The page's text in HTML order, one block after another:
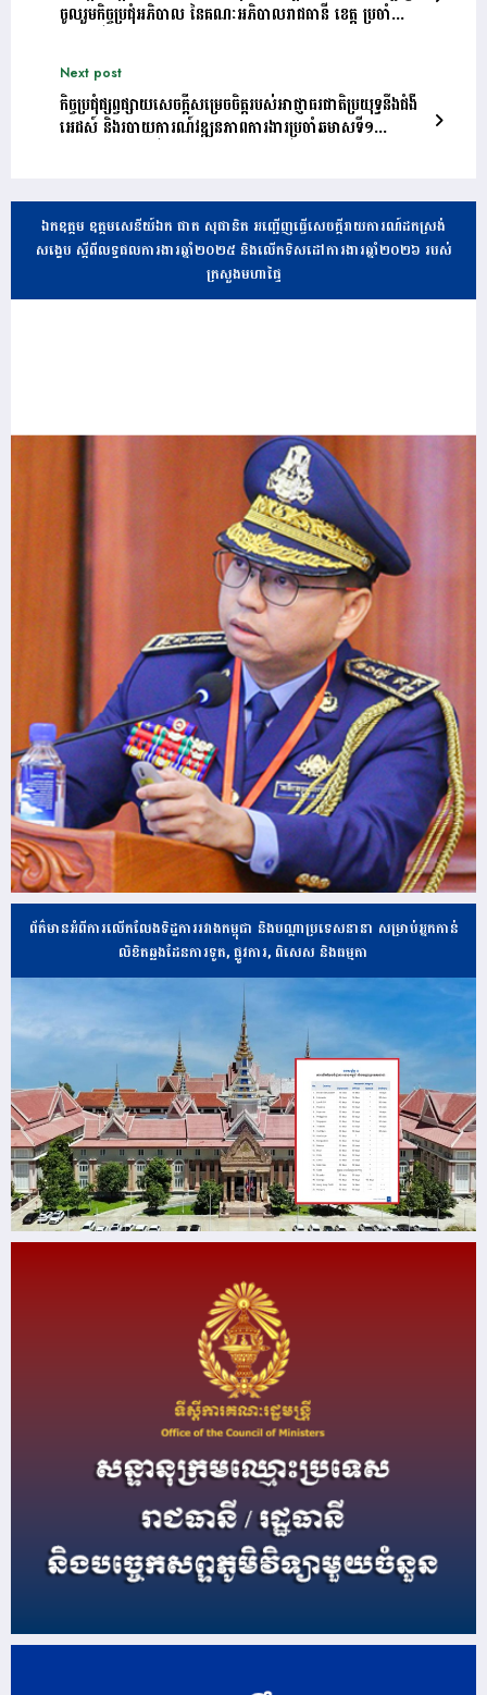
ចូលរួមកិច្ចប្រជុំអភិបាល នៃគណៈអភិបាលរាជធានី ខេត្ត ប្រចាំ
Next post
កិច្ចប្រជុំផ្សព្វផ្សាយសេចក្តីសម្រេចចិត្តរបស់អាជ្ញាធរជាតិប្រយុទ្ធនឹងជំងឺ
អេដស៍ និងរបាយការណ៍វឌ្ឍនភាពការងារប្រចាំឆមាសទី១
ឯកឧត្តម ឧត្តមសេនីយ៍ឯក ផាត សុផានិត អញ្ជើញធ្វើសេចក្តីរាយការណ៍ដកស្រង់
សង្ខេប ស្តីពីលទ្ធផលការងារឆ្នាំ២០២៥ និងលើកទិសដៅការងារឆ្នាំ២០២៦ របស់
ក្រសួងមហាផ្ទៃ
ព័ត៌មានអំពីការលើកលែងទិដ្ឋការរវាងកម្ពុជា និងបណ្ដាប្រទេសនានា សម្រាប់អ្នកកាន់
លិខិតឆ្លងដែនការទូត, ផ្លូវការ, ពិសេស និងធម្មតា